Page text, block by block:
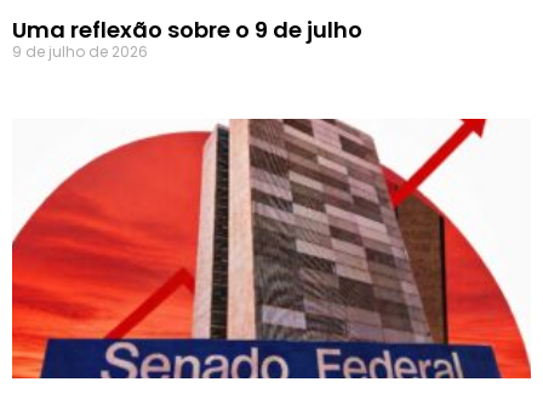
Uma reflexão sobre o 9 de julho
9 de julho de 2026